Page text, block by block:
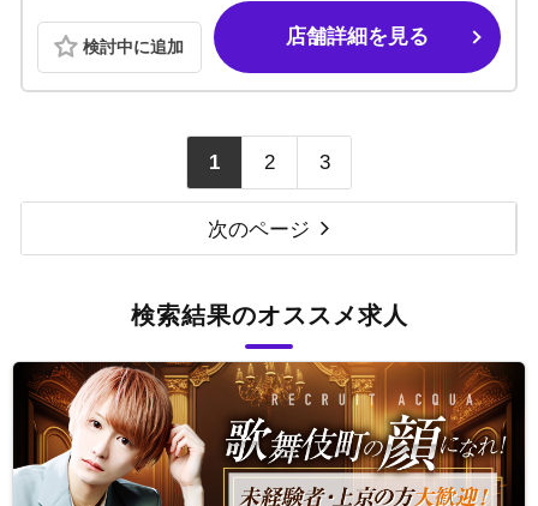
検討中に追加 店舗詳細を見る
1 2 3
次のページ
検索結果のオススメ求人